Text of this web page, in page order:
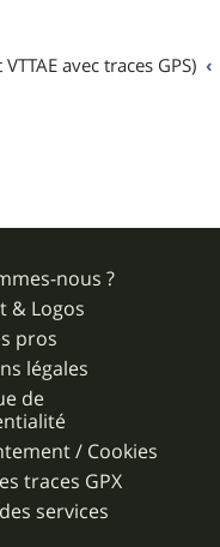
avec traces GPS)
nous ?
& Logos
pros
légales
de
/ Cookies
traces GPX
services